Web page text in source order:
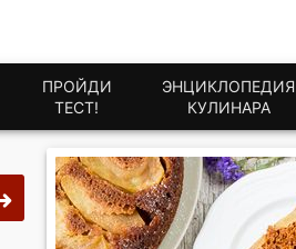
ПРОЙДИ
ТЕСТ!
ЭНЦИКЛОПЕДИЯ
КУЛИНАРА